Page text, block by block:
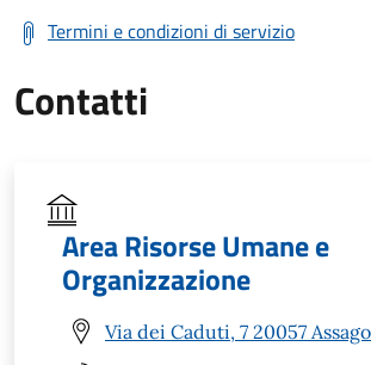
Termini e condizioni di servizio
Contatti
Area Risorse Umane e
Organizzazione
Via dei Caduti, 7 20057